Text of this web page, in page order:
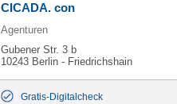
CICADA. con
Agenturen
Gubener Str. 3 b
10243 Berlin - Friedrichshain
Gratis-Digitalcheck